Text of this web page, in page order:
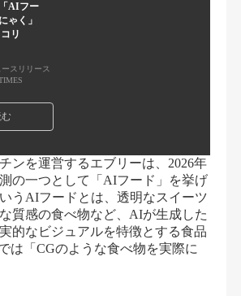
AIフー
ゃく」
リ
スリリース
ンを運営するエブリーは、2026年
の一つとして「AIフード」を挙げ
うAIフードとは、透明なスイーツ
質感の食べ物など、AIが生成した
的なビジュアルを特徴とする食品
は「CGのような食べ物を実際に